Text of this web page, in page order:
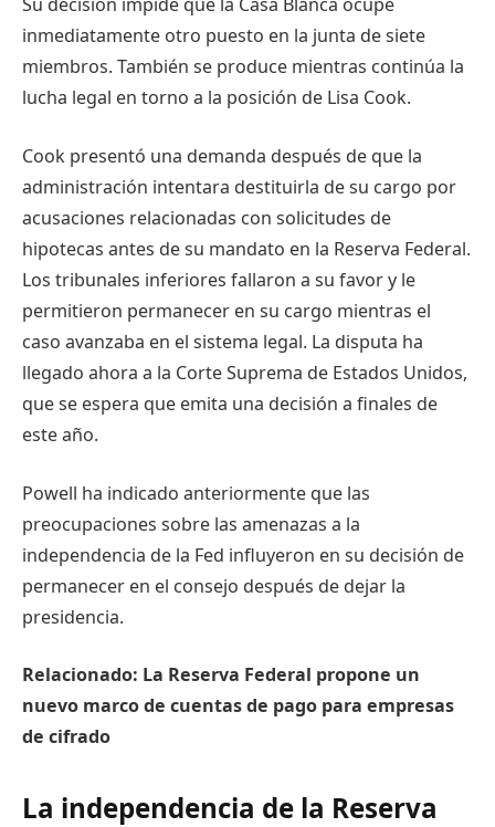
inmediatamente otro puesto en la junta de siete
miembros. También se produce mientras continúa la
lucha legal en torno a la posición de Lisa Cook.
Cook presentó una demanda después de que la
administración intentara destituirla de su cargo por
acusaciones relacionadas con solicitudes de
hipotecas antes de su mandato en la Reserva Federal.
Los tribunales inferiores fallaron a su favor y le
permitieron permanecer en su cargo mientras el
caso avanzaba en el sistema legal. La disputa ha
llegado ahora a la Corte Suprema de Estados Unidos,
que se espera que emita una decisión a finales de
este año.
Powell ha indicado anteriormente que las
preocupaciones sobre las amenazas a la
independencia de la Fed influyeron en su decisión de
permanecer en el consejo después de dejar la
presidencia.
Relacionado: La Reserva Federal propone un
nuevo marco de cuentas de pago para empresas
de cifrado
La independencia de la Reserva